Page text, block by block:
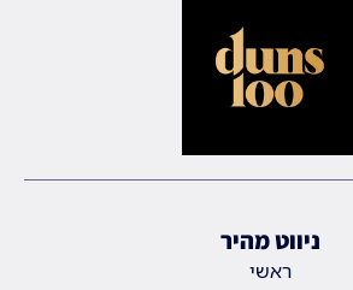
ניווט מהיר
ראשי